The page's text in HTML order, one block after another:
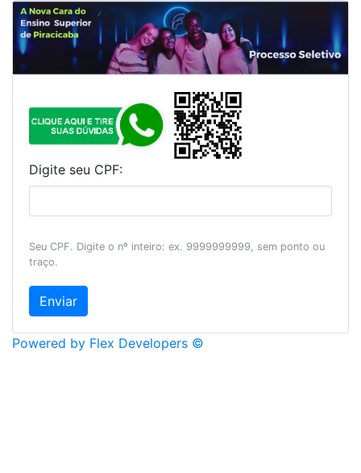
Digite seu CPF:
Seu CPF. Digite o nº inteiro: ex. 9999999999, sem ponto ou
traço.
Powered by Flex Developers ©